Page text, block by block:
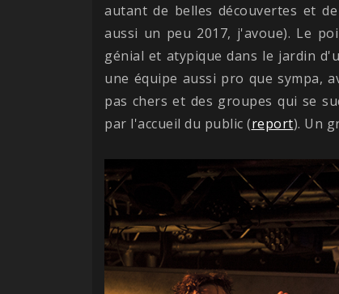
autant de belles découvertes et
aussi un peu 2017, j'avoue). Le
génial et atypique dans le jardin
une équipe aussi pro que sympa,
pas chers et des groupes qui se
par l'accueil du public (report). Un